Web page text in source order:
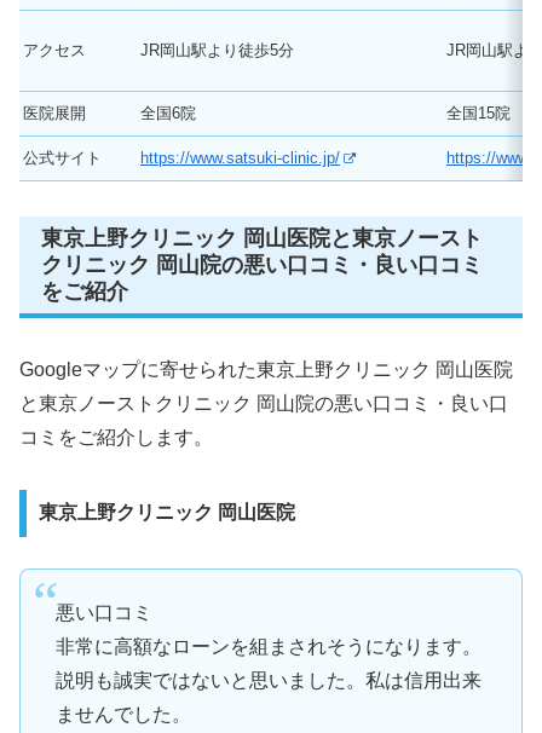
アクセス JR岡山駅より徒歩5分 JR岡山駅よ
医院展開 全国6院 全国15院
公式サイト https://www.satsuki-clinic.jp/ https://
東京上野クリニック 岡山医院と東京ノースト
クリニック 岡山院の悪い口コミ・良い口コミ
をご紹介
Googleマップに寄せられた東京上野クリニック 岡山医院
と東京ノーストクリニック 岡山院の悪い口コミ・良い口
コミをご紹介します。
東京上野クリニック 岡山医院
悪い口コミ
非常に高額なローンを組まされそうになります。
説明も誠実ではないと思いました。私は信用出来
ませんでした。